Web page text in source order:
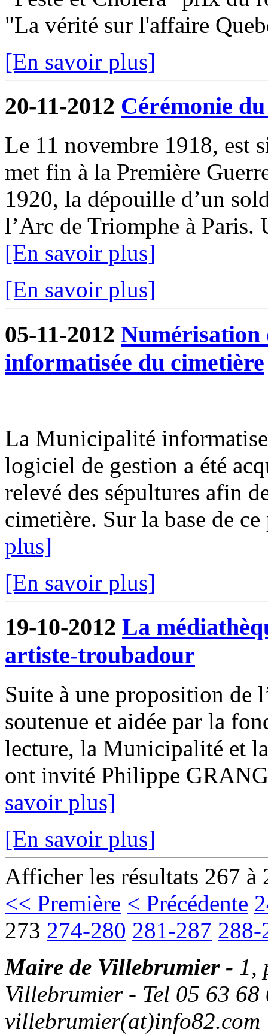
"La vérité sur l'affaire
[En savoir plus]
20-11-2012 Cérémonie
Le 11 novembre 1918, est
met fin à la Première
1920, la dépouille d’un
l’Arc de Triomphe à
[En savoir plus]
[En savoir plus]
05-11-2012 Numérisation
informatisée du cimetière
La Municipalité
logiciel de gestion a été
relevé des sépultures afin
cimetière. Sur la base de
plus]
[En savoir plus]
19-10-2012 La
artiste-troubadour
Suite à une proposition de
soutenue et aidée par la
lecture, la Municipalité et
ont invité Philippe
savoir plus]
[En savoir plus]
Afficher les résultats 267 à
<< Première < Précédente
273 274-280 281-287 288-
Maire de Villebrumier - 1,
Villebrumier - Tel 05 63
villebrumier(at)info82.com